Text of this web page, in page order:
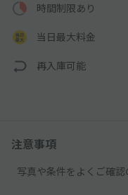
時間制限あり
当日最大料金
再入庫可能
注意事項
写真や条件をよくご確